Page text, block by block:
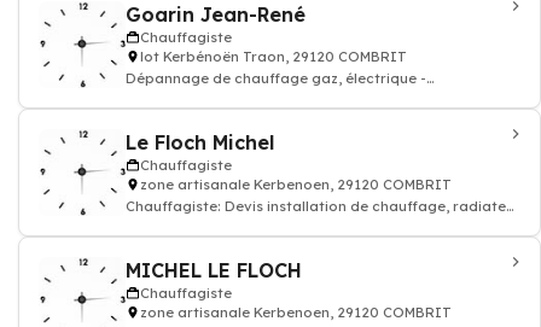
Goarin Jean-René
Chauffagiste
lot Kerbénoën Traon, 29120 COMBRIT
Dépannage de chauffage gaz, électrique -
Le Floch Michel
Chauffagiste
zone artisanale Kerbenoen, 29120 COMBRIT
Chauffagiste: Devis installation de chauffage, radiateur
MICHEL LE FLOCH
Chauffagiste
zone artisanale Kerbenoen, 29120 COMBRIT